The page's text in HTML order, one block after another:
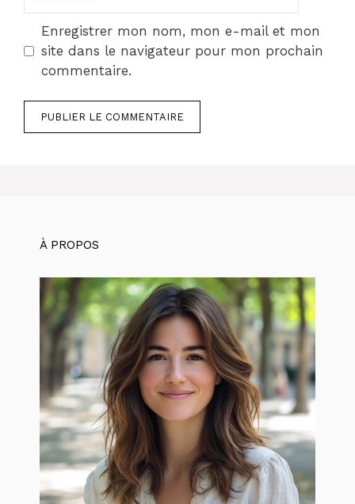
web
Enregistrer mon nom, mon e-mail et mon
site dans le navigateur pour mon prochain
commentaire.
À PROPOS